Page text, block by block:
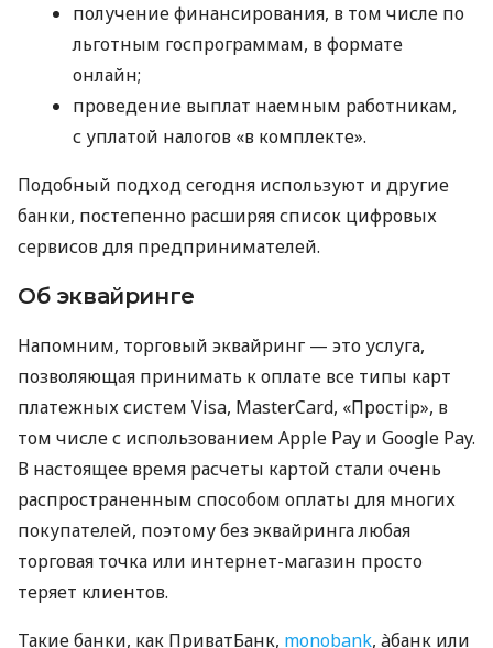
получение финансирования, в том числе по
льготным госпрограммам, в формате
онлайн;
проведение выплат наемным работникам,
с уплатой налогов «в комплекте».
Подобный подход сегодня используют и другие
банки, постепенно расширяя список цифровых
сервисов для предпринимателей.
Об эквайринге
Напомним, торговый эквайринг — это услуга,
позволяющая принимать к оплате все типы карт
платежных систем Visa, MasterCard, «Простір», в
том числе с использованием Apple Pay и Google Pay.
В настоящее время расчеты картой стали очень
распространенным способом оплаты для многих
покупателей, поэтому без эквайринга любая
торговая точка или интернет-магазин просто
теряет клиентов.
Такие банки, как ПриватБанк, monobank, àбанк или